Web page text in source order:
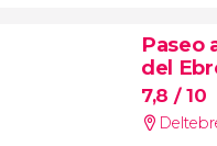
Paseo
del
7,8 / 10